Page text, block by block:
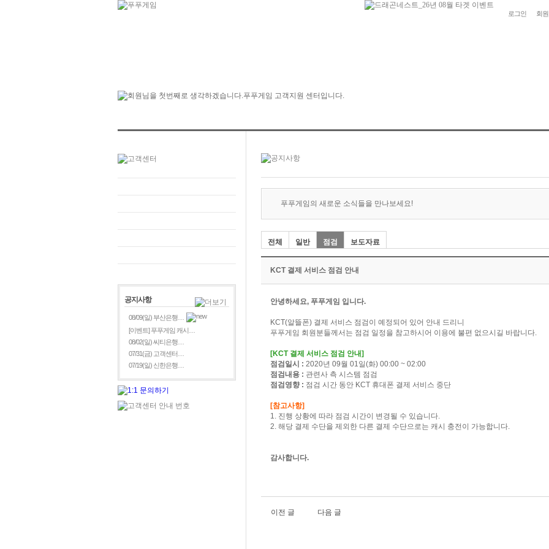
로그인 회
공지사항
08/09(일) 부산은행…
[이벤트] 푸푸게임 캐시…
08/02(일) 씨티은행…
07/31(금) 고객센터…
07/19(일) 신한은행…
푸푸게임의 새로운 소식들을 만나보세요!
전체 일반 점검 보도자료
KCT 결제 서비스 점검 안내
안녕하세요, 푸푸게임 입니다.
KCT(알뜰폰) 결제 서비스 점검이 예정되어 있어 안내 드리니
푸푸게임 회원분들께서는 점검 일정을 참고하시어 이용에 불편 없으시길 바랍니다.
[KCT 결제 서비스 점검 안내]
점검일시 : 2020년 09월 01일(화) 00:00 ~ 02:00
점검내용 : 관련사 측 시스템 점검
점검영향 : 점검 시간 동안 KCT 휴대폰 결제 서비스 중단
[참고사항]
1. 진행 상황에 따라 점검 시간이 변경될 수 있습니다.
2. 해당 결제 수단을 제외한 다른 결제 수단으로는 캐시 충전이 가능합니다.
감사합니다.
이전 글 다음 글